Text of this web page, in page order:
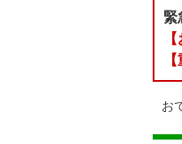
緊
お